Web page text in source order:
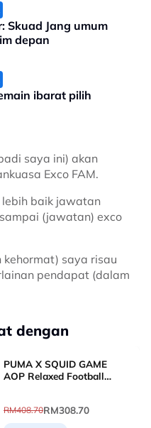
Skuad Jang umum
depan
ibarat pilih
saya ini) akan
Exco FAM.
baik jawatan
(jawatan) exco
saya risau
pendapat (dalam
dengan
PUMA X SQUID GAME
AOP Relaxed Football
RM408.70RM308.70